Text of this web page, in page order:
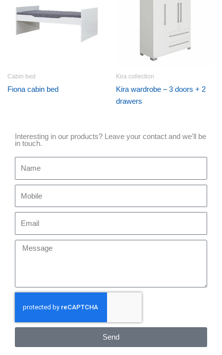
Cabin bed
Fiona cabin bed
Kira collection
Kira wardrobe – 3 doors + 2
drawers
Interesting in our products? Leave your contact and we'll be
in touch.
Message
Send